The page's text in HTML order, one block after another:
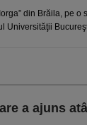
din Brăila, pe
Universităţii
a ajuns